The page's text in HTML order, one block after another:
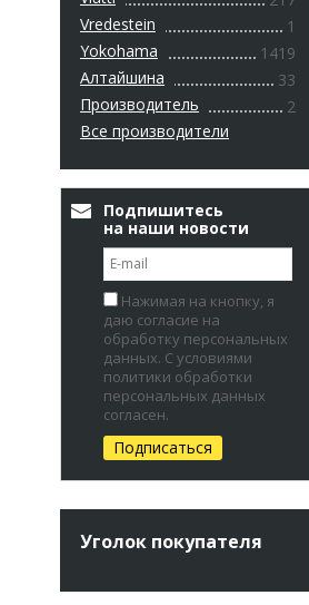
Vredestein
1
Yokohama
1419
Алтайшина
33
Производитель
2
Все производители
Подпишитесь
на наши новости
Нажимая на кнопку, я
даю согласие на
обработку персональных
данных. С условиями
политики обработки
персональных данных
согласен.
Уголок покупателя